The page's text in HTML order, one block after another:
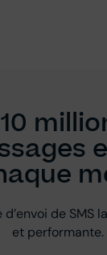
de SMS
et performante.